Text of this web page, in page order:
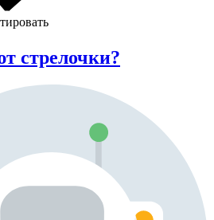
стрелочки?